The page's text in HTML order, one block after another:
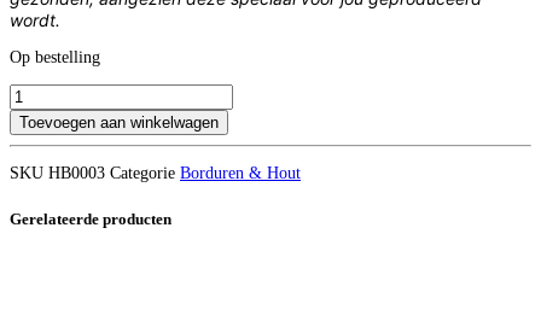
wordt.
Op bestelling
Houten
box
met
aantal
Toevoegen aan winkelwagen
SKU HB0003 Categorie Borduren & Hout
Gerelateerde producten